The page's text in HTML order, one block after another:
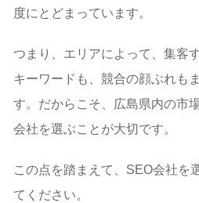
度にとどまっています。
つまり、エリアによって、集客
キーワードも、競合の顔ぶれも
す。だからこそ、広島県内の市
会社を選ぶことが大切です。
この点を踏まえて、SEO会社を
てください。